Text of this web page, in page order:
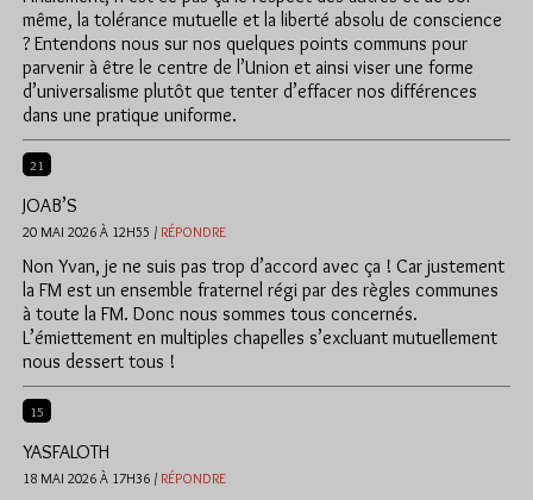
même, la tolérance mutuelle et la liberté absolu de conscience
? Entendons nous sur nos quelques points communs pour
parvenir à être le centre de l’Union et ainsi viser une forme
d’universalisme plutôt que tenter d’effacer nos différences
dans une pratique uniforme.
21
JOAB’S
20 MAI 2026 À 12H55 / RÉPONDRE
Non Yvan, je ne suis pas trop d’accord avec ça ! Car justement
la FM est un ensemble fraternel régi par des règles communes
à toute la FM. Donc nous sommes tous concernés.
L’émiettement en multiples chapelles s’excluant mutuellement
nous dessert tous !
15
YASFALOTH
18 MAI 2026 À 17H36 / RÉPONDRE